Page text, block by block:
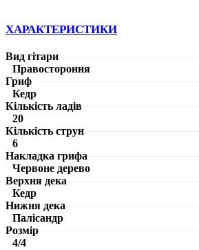
ХАРАКТЕРИСТИКИ
Вид гітари
Правостороння
Гриф
Кедр
Кількість ладів
20
Кількість струн
6
Накладка грифа
Червоне дерево
Верхня дека
Кедр
Нижня дека
Палісандр
Розмір
4/4